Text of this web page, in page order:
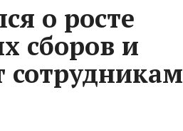
о росте
сборов и